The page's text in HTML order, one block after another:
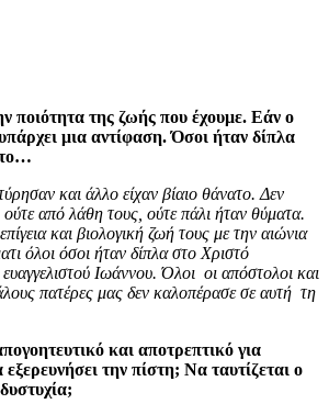
ποιότητα της ζωής που έχουμε. Εάν ο
μια αντίφαση. Όσοι ήταν δίπλα
και άλλο είχαν βίαιο θάνατο. Δεν
από λάθη τους, ούτε πάλι ήταν θύματα.
και βιολογική ζωή τους με την αιώνια
όλοι όσοι ήταν δίπλα στο Χριστό
Ιωάννου. Όλοι οι απόστολοι και
πατέρες μας δεν καλοπέρασε σε αυτή τη
και αποτρεπτικό για
εξερευνήσει την πίστη; Να ταυτίζεται ο